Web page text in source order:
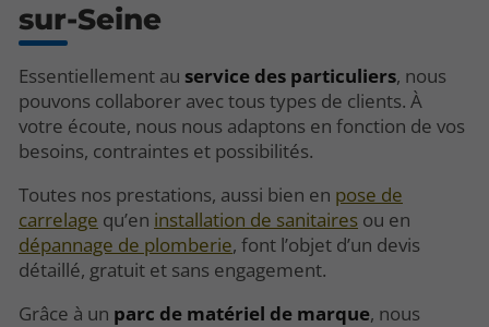
sur-Seine
Essentiellement au service des particuliers, nous
pouvons collaborer avec tous types de clients. À
votre écoute, nous nous adaptons en fonction de vos
besoins, contraintes et possibilités.
Toutes nos prestations, aussi bien en pose de
carrelage qu’en installation de sanitaires ou en
dépannage de plomberie, font l’objet d’un devis
détaillé, gratuit et sans engagement.
Grâce à un parc de matériel de marque, nous